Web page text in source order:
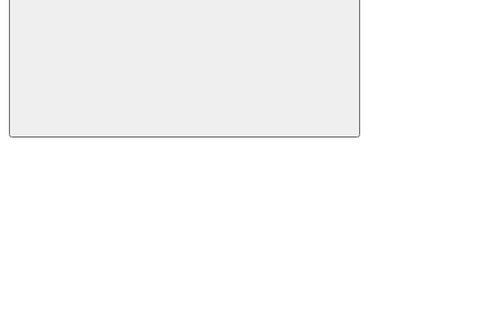
Buscar